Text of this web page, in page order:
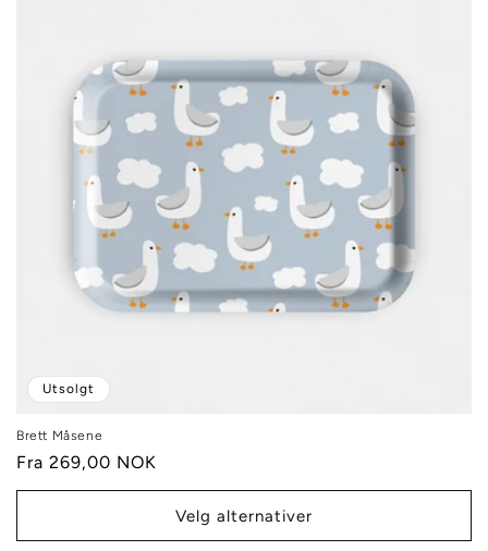
Utsolgt
Brett Måsene
Vanlig
pris
Fra 269,00 NOK
Velg alternativer